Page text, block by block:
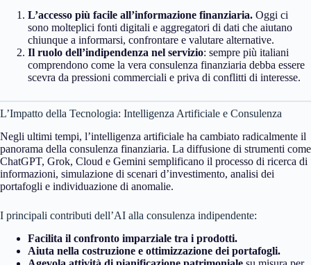
L’accesso più facile all’informazione finanziaria. Oggi ci
sono molteplici fonti digitali e aggregatori di dati che aiutano
chiunque a informarsi, confrontare e valutare alternative.
Il ruolo dell’indipendenza nel servizio: sempre più italiani
comprendono come la vera consulenza finanziaria debba essere
scevra da pressioni commerciali e priva di conflitti di interesse.
L’Impatto della Tecnologia: Intelligenza Artificiale e Consulenza
Negli ultimi tempi, l’intelligenza artificiale ha cambiato radicalmente il
panorama della consulenza finanziaria. La diffusione di strumenti come
ChatGPT, Grok, Cloud e Gemini semplificano il processo di ricerca di
informazioni, simulazione di scenari d’investimento, analisi dei
portafogli e individuazione di anomalie.
I principali contributi dell’AI alla consulenza indipendente:
Facilita il confronto imparziale tra i prodotti.
Aiuta nella costruzione e ottimizzazione dei portafogli.